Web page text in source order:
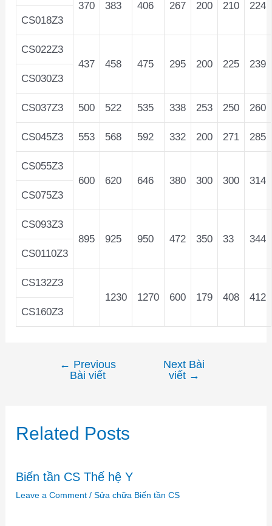
370 383 406 267 200 210
224
CS018Z3
CS022Z3
437
458 475 295 200 225
239
CS030Z3
CS037Z3 500 522 535 338 253 250 260
CS045Z3 553 568 592 332 200 271 285
CS055Z3
600
620 646 380 300 300
314
CS075Z3
CS093Z3
895
925 950 472 350 33
344
CS0110Z3
CS132Z3
1230
1270 600 179 408
412
CS160Z3
← Previous
Bài viết
Next Bài
viết →
Related Posts
Biến tần CS Thế hệ Y
Leave a Comment /Sửa chữa Biến tần CS